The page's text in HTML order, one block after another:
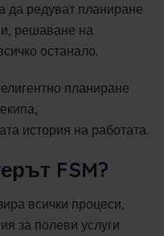
да редуват планиране
решаване на
останало.
планиране
история на работата.
FSM?
всички процеси,
за полеви услуги